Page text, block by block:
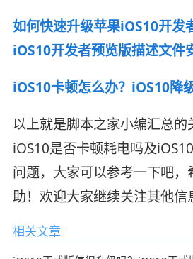
如何快速升级苹果iOS10开发
iOS10开发者预览版描述文件
iOS10卡顿怎么办？iOS10降
以上就是脚本之家小编汇总
iOS10是否卡顿耗电吗及
问题，大家可以参考一下吧，
助！欢迎大家继续关注其他信
相关文章